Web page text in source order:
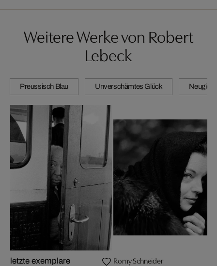
Weitere Werke von Robert
Lebeck
Preussisch Blau Unverschämtes Glück
letzte exemplare Romy Schneider